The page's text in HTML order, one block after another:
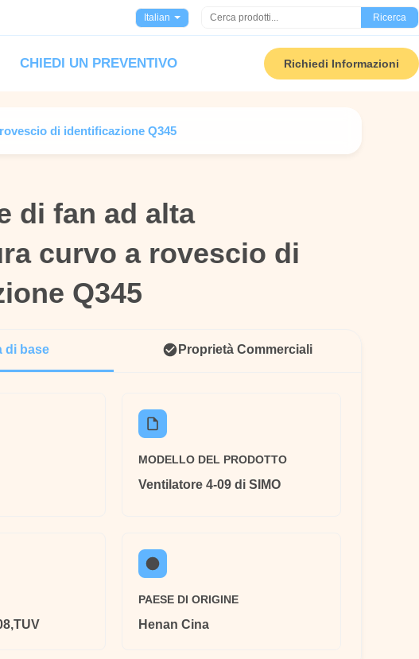
Italian Ricerca
CHIEDI UN PREVENTIVO Richiedi Informazioni
di identificazione Q345
di fan ad alta
curvo a rovescio di
Q345
di fan ad alta
curvo a rovescio di
Q345
di base Proprietà Commerciali
MODELLO DEL PRODOTTO
Ventilatore 4-09 di SIMO
PAESE DI ORIGINE
Henan Cina